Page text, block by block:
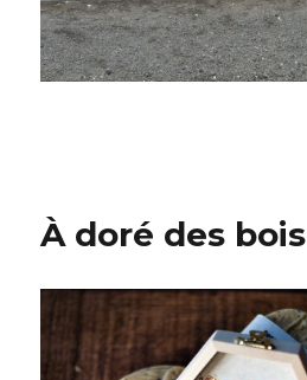
À doré des bois